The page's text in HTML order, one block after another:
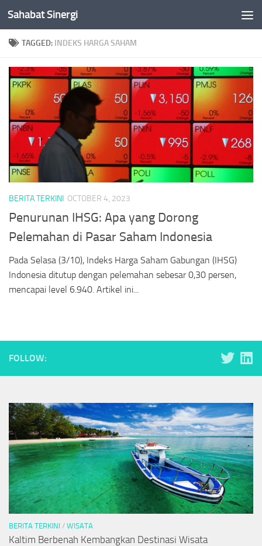
Skip to content
Sahabat Sinergi
TAGGED: INDEKS HARGA SAHAM
BERITA TERKINI OCTOBER 4, 2023
Penurunan IHSG: Apa yang Dorong
Pelemahan di Pasar Saham Indonesia
Pada Selasa (3/10), Indeks Harga Saham Gabungan (IHSG)
Indonesia ditutup dengan pelemahan sebesar 0,30 persen,
mencapai level 6.940. Artikel ini...
FOLLOW:
BERITA TERKINI / WISATA
Kaltim Berbenah Kembangkan Destinasi Wisata